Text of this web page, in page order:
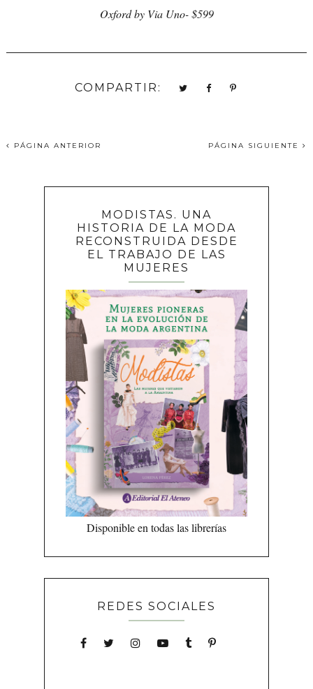
Oxford by Via Uno- $599
COMPARTIR:
PÁGINA ANTERIOR PÁGINA SIGUIENTE
MODISTAS. UNA
HISTORIA DE LA MODA
RECONSTRUIDA DESDE
EL TRABAJO DE LAS
MUJERES
Disponible en todas las librerías
REDES SOCIALES